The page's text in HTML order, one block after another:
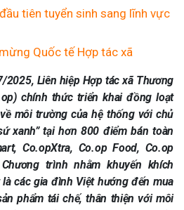
tiên tuyển sinh sang lĩnh vực
Quốc tế Hợp tác xã
Liên hiệp Hợp tác xã Thương
chính thức triển khai đồng loạt
môi trường của hệ thống với chủ
xanh” tại hơn 800 điểm bán toàn
Co.opXtra, Co.op Food, Co.op
trình nhằm khuyến khích
các gia đình Việt hướng đến mua
phẩm tái chế, thân thiện với môi